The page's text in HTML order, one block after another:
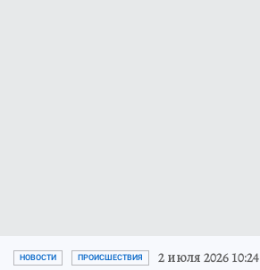
НОВОСТИ ПРОИСШЕСТВИЯ 2 июля 2026 10:24